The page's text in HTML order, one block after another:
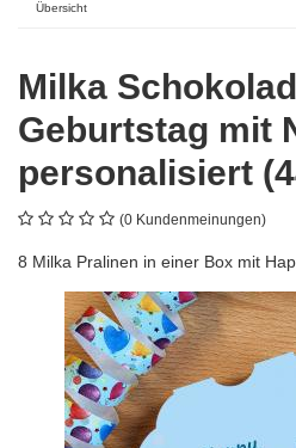
Übersicht
Milka
Geburtstag mit
personalisiert
(0 Kundenmeinungen)
8 Milka Pralinen in einer Box mit